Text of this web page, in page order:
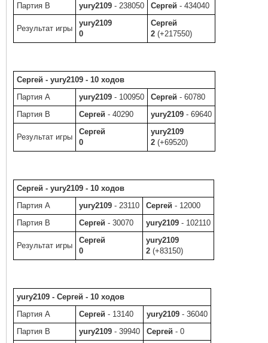
Партия B
yury2109 - 238050 Сергей - 434040
Результат игры
yury2109
0
Сергей
2 (+217550)
Сергей - yury2109 - 10 ходов
Партия A
yury2109 - 100950 Сергей - 60780
Партия B
Сергей - 40290 yury2109 - 69640
Результат игры
Сергей
0
yury2109
2 (+69520)
Сергей - yury2109 - 10 ходов
Партия A
yury2109 - 23110 Сергей - 12000
Партия B
Сергей - 30070 yury2109 - 102110
Результат игры
Сергей
0
yury2109
2 (+83150)
yury2109 - Сергей - 10 ходов
Партия A
Сергей - 13140 yury2109 - 36040
Партия B
yury2109 - 39940 Сергей - 0